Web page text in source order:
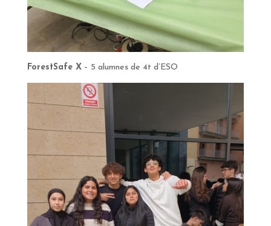
ForestSafe X– 5 alumnes de 4t d’ESO